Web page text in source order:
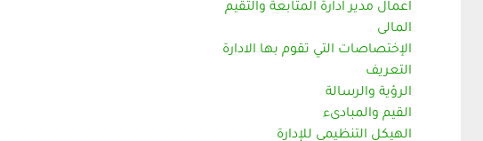
اعمال مدير ادارة المتابعة والتقيم
المالى
الإختصاصات التي تقوم بها الادارة
التعريف
الرؤية والرسالة
القيم والمبادىء
الهيكل التنظيمى للإدارة